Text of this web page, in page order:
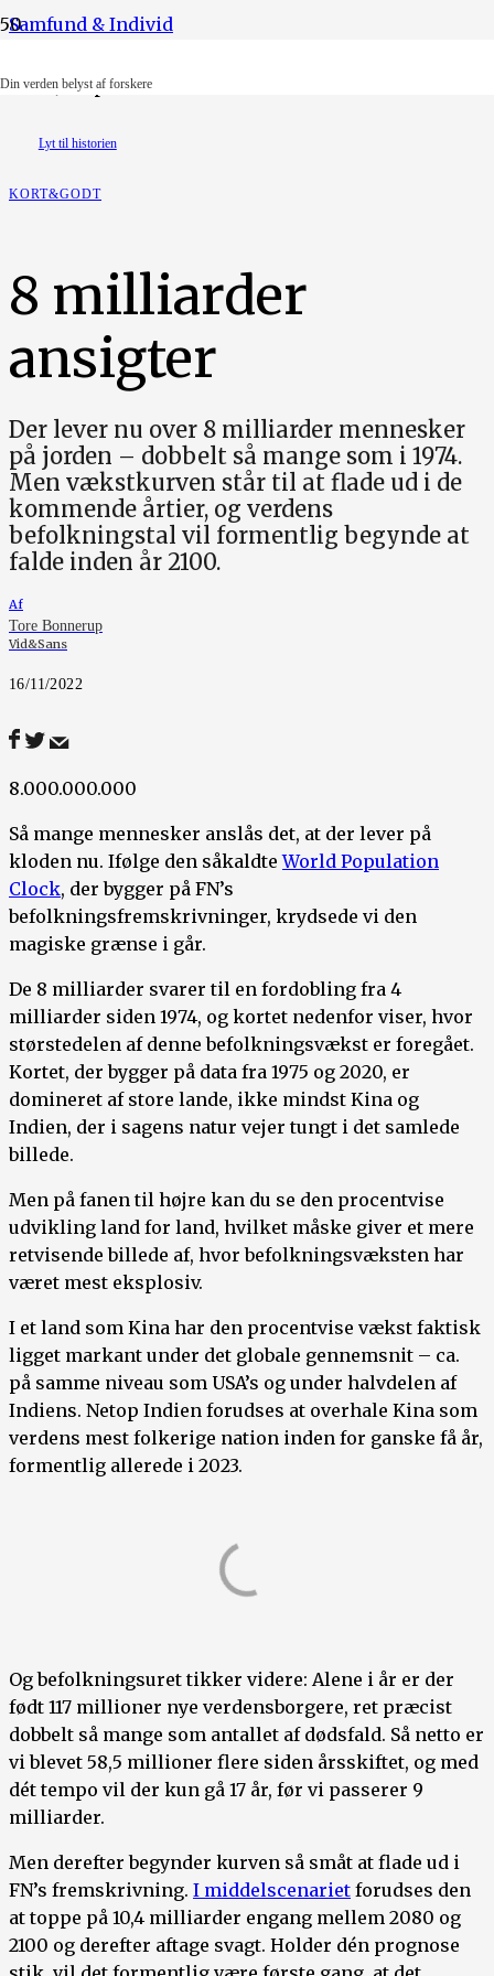
Din verden belyst af forskere
Samfund & Individ
Foto: Joseph Chan
Lyt til historien
KORT&GODT
8 milliarder
ansigter
Der lever nu over 8 milliarder mennesker
på jorden – dobbelt så mange som i 1974.
Men vækstkurven står til at flade ud i de
kommende årtier, og verdens
befolkningstal vil formentlig begynde at
falde inden år 2100.
Af
Tore Bonnerup
Vid&Sans
16/11/2022
8.000.000.000
Så mange mennesker anslås det, at der lever på
kloden nu. Ifølge den såkaldteWorld Population
Clock, der bygger på FN’s
befolkningsfremskrivninger, krydsede vi den
magiske grænse i går.
De 8 milliarder svarer til en fordobling fra 4
milliarder siden 1974, og kortet nedenfor viser, hvor
størstedelen af denne befolkningsvækst er foregået.
Kortet, der bygger på data fra 1975 og 2020, er
domineret af store lande, ikke mindst Kina og
Indien, der i sagens natur vejer tungt i det samlede
billede.
Men på fanen til højre kan du se den procentvise
udvikling land for land, hvilket måske giver et mere
retvisende billede af, hvor befolkningsvæksten har
været mest eksplosiv.
I et land som Kina har den procentvise vækst faktisk
ligget markant under det globale gennemsnit – ca.
på samme niveau som USA’s og under halvdelen af
Indiens. Netop Indien forudses at overhale Kina som
verdens mest folkerige nation inden for ganske få år,
formentlig allerede i 2023.
Og befolkningsuret tikker videre: Alene i år er der
født 117 millioner nye verdensborgere, ret præcist
dobbelt så mange som antallet af dødsfald. Så netto er
vi blevet 58,5 millioner flere siden årsskiftet, og med
dét tempo vil der kun gå 17 år, før vi passerer 9
milliarder.
Men derefter begynder kurven så småt at flade ud i
FN’s fremskrivning. I middelscenariet forudses den
at toppe på 10,4 milliarder engang mellem 2080 og
2100 og derefter aftage svagt. Holder dén prognose